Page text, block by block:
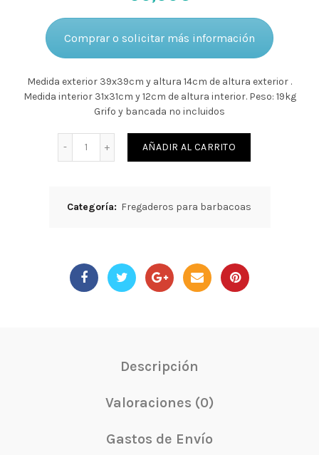
Comprar o solicitar más información
Medida exterior 39x39cm y altura 14cm de altura exterior .
Medida interior 31x31cm y 12cm de altura interior. Peso: 19kg
Grifo y bancada no incluidos
Cantidad
AÑADIR AL CARRITO
Categoría: Fregaderos para barbacoas
Descripción
Valoraciones (0)
Gastos de Envío